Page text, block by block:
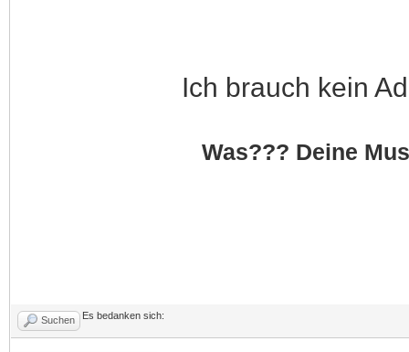
Ich brauch kein
Was??? Deine
Suchen Es bedanken sich: